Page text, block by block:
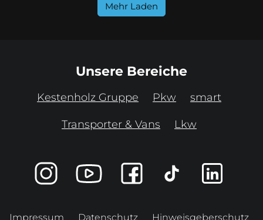
Mehr Laden
Unsere Bereiche
Kestenholz Gruppe Pkw smart
Transporter & Vans Lkw
Impressum Datenschutz
Hinweisgeberschutz